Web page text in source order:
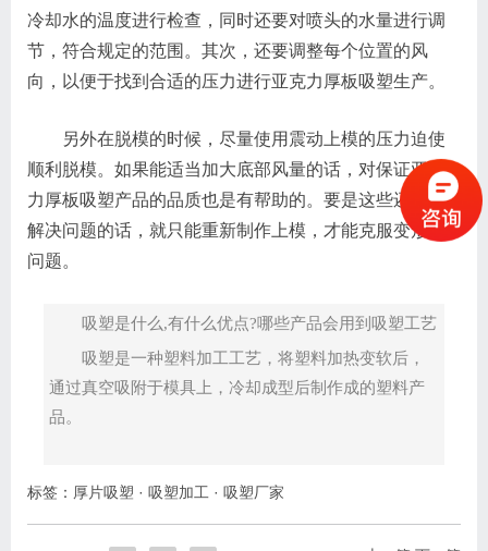
冷却水的温度进行检查，同时还要对喷头的水量进行调
节，符合规定的范围。其次，还要调整每个位置的风
向，以便于找到合适的压力进行亚克力厚板吸塑生产。
另外在脱模的时候，尽量使用震动上模的压力迫使
顺利脱模。如果能适当加大底部风量的话，对保证亚克
力厚板吸塑产品的品质也是有帮助的。要是这些还无法
解决问题的话，就只能重新制作上模，才能克服变形的
问题。
吸塑是什么,有什么优点?哪些产品会用到吸塑工艺
吸塑是一种塑料加工工艺，将塑料加热变软后，
通过真空吸附于模具上，冷却成型后制作成的塑料产
品。
标签： 厚片吸塑 · 吸塑加工 · 吸塑厂家